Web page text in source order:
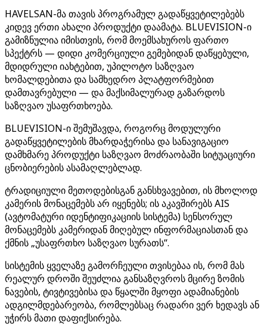
HAVELSAN-მა თავის პროგრამულ გადაწყვეტილებებს
კიდევ ერთი ახალი პროდუქტი დაამატა. BLUEVISION-ი
გამიზნულია იმისთვის, რომ მოემსახუროს ფართო
სპექტრს — დიდი კომერციული გემებიდან დაწყებული,
მდიდრული იახტებით, უპილოტო საზღვაო
ხომალდებითა და სამხედრო პლატფორმებით
დამთავრებული — და მაქსიმალურად გაზარდოს
საზღვაო უსაფრთხოება.
BLUEVISION-ი შემუშავდა, როგორც მოდულური
გადაწყვეტილების მხარდაჭერისა და სანავიგაციო
დამხმარე პროდუქტი საზღვაო მოძრაობაში სიტუაციური
ცნობიერების ასამაღლებლად.
ტრადიციული მეთოდებისგან განსხვავებით, ის მხოლოდ
კამერის მონაცემებს არ იყენებს; ის აკავშირებს AIS
(ავტომატური იდენტიფიკაციის სისტემა) სენსორულ
მონაცემებს კამერიდან მიღებულ ინფორმაციასთან და
ქმნის „უსაფრთხო საზღვაო სურათს“.
სისტემის ყველაზე გამორჩეული თვისებაა ის, რომ მას
რეალურ დროში შეუძლია განსაზღვროს მცირე ზომის
ნავების, ტივტივებისა და წყალში მყოფი ადამიანების
ადგილმდებარეობა, რომლებსაც რადარი ვერ ხედავს ან
უჭირს მათი დაფიქსირება.